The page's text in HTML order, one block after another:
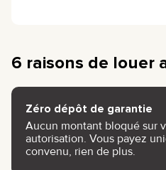
6 raisons de louer
Zéro dépôt de garantie
Aucun montant bloqué sur
autorisation. Vous payez
convenu, rien de plus.